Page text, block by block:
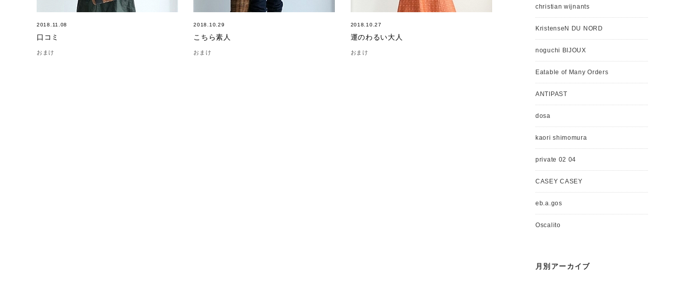
2018.11.08
口コミ
おまけ
2018.10.29
こちら素人
おまけ
2018.10.27
運のわるい大人
おまけ
christian wijnants
KristenseN DU NORD
noguchi BIJOUX
Eatable of Many Orders
ANTIPAST
dosa
kaori shimomura
private 02 04
CASEY CASEY
eb.a.gos
Oscalito
月別アーカイブ